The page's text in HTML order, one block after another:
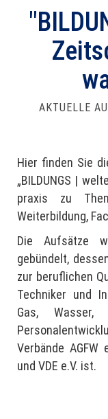
AKTUELLE
Hier finden Sie
„BILDUNGS |
praxis zu
Weiterbildung,
Die Aufsätze
gebündelt,
zur beruflichen
Techniker und
Gas, Wasser,
Verbände AGFW
und VDE e.V. ist.